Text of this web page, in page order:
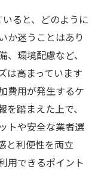
ると、どのように
か迷うことはあり
環境配慮など、
は高まっています
費用が発生するケ
踏まえた上で、
トや安全な業者選
と利便性を両立
用できるポイント